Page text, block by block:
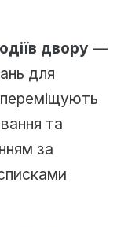
двору —
для
переміщують
та
за